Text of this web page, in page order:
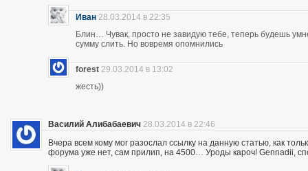
Иван 28.03.2014 в 22:35
Блин… Чувак, просто не завидую тебе, теперь будешь
сумму слить. Но вовремя опомнились
forest 29.03.2014 в 13:02
жесть))
Василий Алибабаевич 28.03.2014 в 22:46
Вчера всем кому мог разослал ссылку на данную статью, как
форума уже нет, сам прилип, на 4500… Уроды кароч! Gennadii,